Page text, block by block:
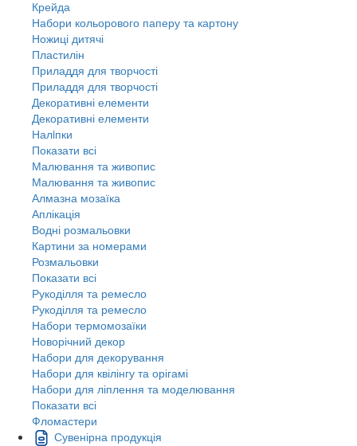
Крейда
Набори кольорового паперу та картону
Ножиці дитячі
Пластилін
Приладдя для творчості
Приладдя для творчості
Декоративні елементи
Декоративні елементи
Налiпки
Показати всі
Малювання та живопис
Малювання та живопис
Алмазна мозаїка
Аплікація
Водні розмальовки
Картини за номерами
Розмальовки
Показати всі
Рукоділля та ремесло
Рукоділля та ремесло
Набори термомозаїки
Новорічний декор
Набори для декорування
Набори для квілінгу та орігамі
Набори для ліплення та моделювання
Показати всі
Фломастери
Сувенірна продукція